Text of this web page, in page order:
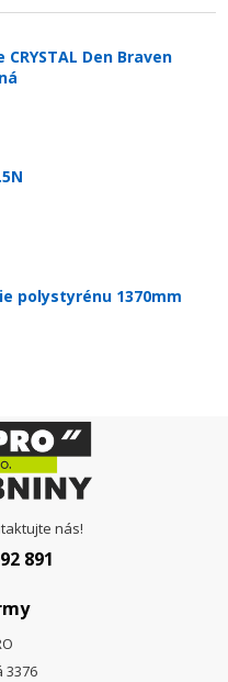
Den Braven
polystyrénu 1370mm
nás!
891
3376